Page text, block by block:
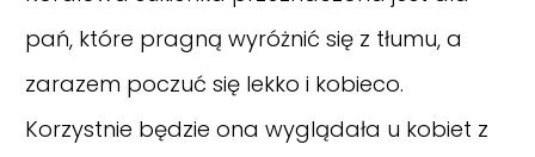
pań, które pragną wyróżnić się z tłumu, a
zarazem poczuć się lekko i kobieco.
Korzystnie będzie ona wyglądała u kobiet z